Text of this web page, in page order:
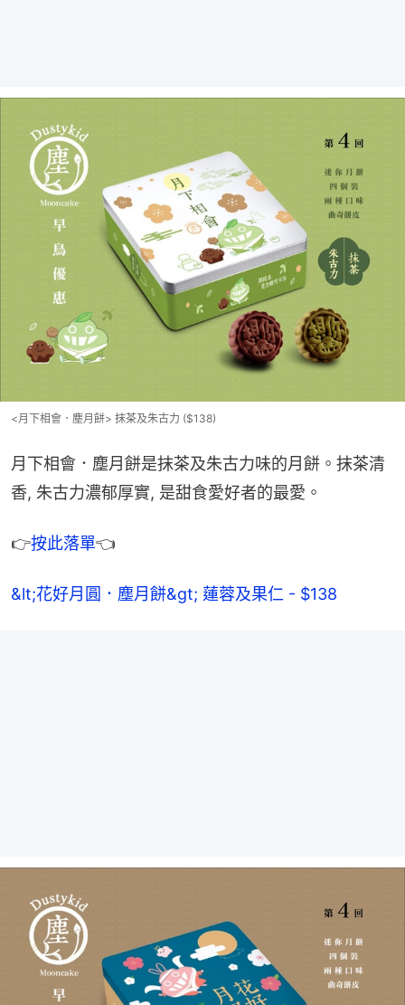
<月下相會．塵月餅> 抹茶及朱古力 ($138)
月下相會．塵月餅是抹茶及朱古力味的月餅。抹茶清
香, 朱古力濃郁厚實, 是甜食愛好者的最愛。
👉按此落單👈
&lt;花好月圓．塵月餅&gt; 蓮蓉及果仁 - $138